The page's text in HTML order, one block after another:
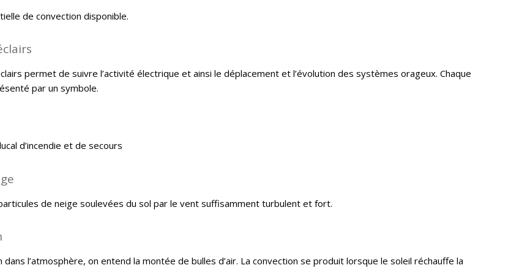
de convection disponible.
permet de suivre l’activité électrique et ainsi le déplacement et l’évolution des systèmes orageux. Chaque
par un symbole.
d’incendie et de secours
de neige soulevées du sol par le vent suffisamment turbulent et fort.
dans l’atmosphère, on entend la montée de bulles d’air. La convection se produit lorsque le soleil réchauffe la